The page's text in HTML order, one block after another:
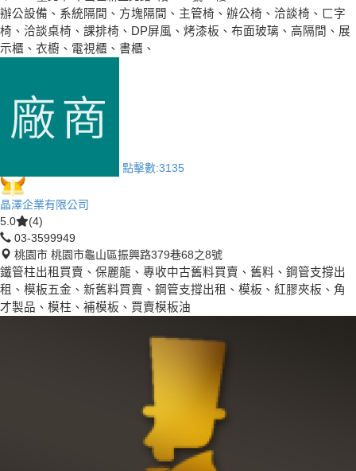
辦公設備、系統隔間、方塊隔間、主管椅、辦公椅、洽談椅、ㄈ字
椅、洽談桌椅、課排椅、DP屏風、烤漆板、布面玻璃、高隔間、展
示櫃、衣櫥、電視櫃、書櫃、
點擊數:3135
晶澤企業有限公司
5.0
(4)
03-3599949
桃園市 桃園市龜山區振興路379巷68之8號
鐵管柱出租買賣、保麗龍、專收中古舊料買賣、舊料、鋼管支撐出
租、模板五金、新舊料買賣、鋼管支撐出租、模板、紅膠夾板、角
才製品、模柱、補模板、買賣模板油